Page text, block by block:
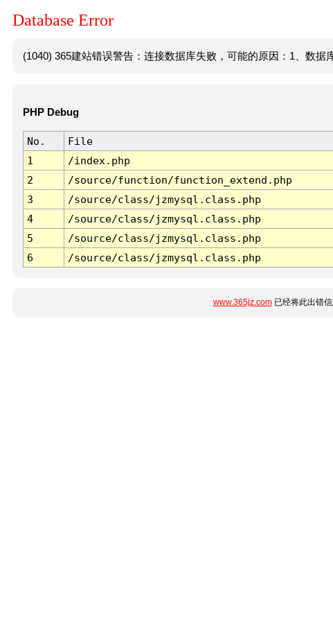
Database Error
(1040) 365建站错误警告：连接数据库失败，可能的原因：1、数据
PHP Debug
No. File
1
/index.php
2
/source/function/function_extend.php
3
/source/class/jzmysql.class.php
4
/source/class/jzmysql.class.php
5
/source/class/jzmysql.class.php
6
/source/class/jzmysql.class.php
www.365jz.com已经将此出错信